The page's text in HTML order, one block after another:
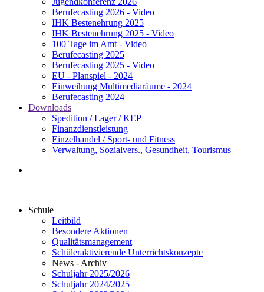
Berufecasting 2026 - Video
IHK Bestenehrung 2025
IHK Bestenehrung 2025 - Video
100 Tage im Amt - Video
Berufecasting 2025
Berufecasting 2025 - Video
EU - Planspiel - 2024
Einweihung Multimediaräume - 2024
Berufecasting 2024
Downloads
Spedition / Lager / KEP
Finanzdienstleistung
Einzelhandel / Sport- und Fitness
Verwaltung, Sozialvers., Gesundheit, Tourismus
Schule
Leitbild
Besondere Aktionen
Qualitätsmanagement
Schüleraktivierende Unterrichtskonzepte
News - Archiv
Schuljahr 2025/2026
Schuljahr 2024/2025